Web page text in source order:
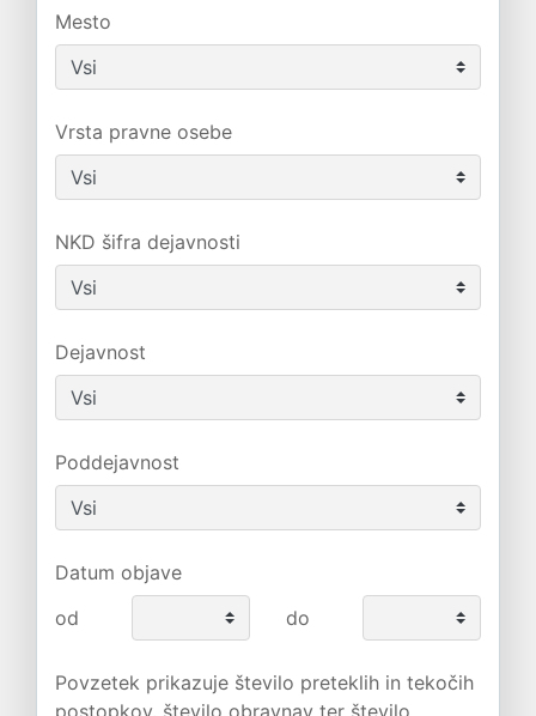
Mesto
Vrsta pravne osebe
NKD šifra dejavnosti
Dejavnost
Poddejavnost
Datum objave
od
do
Povzetek prikazuje število preteklih in tekočih
postopkov, število obravnav ter število